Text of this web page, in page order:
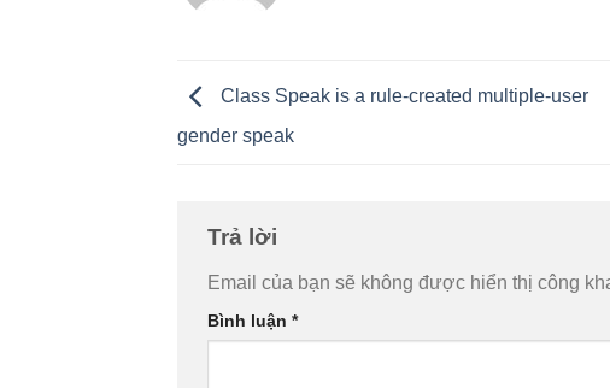
Class Speak is a rule-created multiple-user
gender speak
Trả lời
Email của bạn sẽ không được hiển thị công
Bình luận *